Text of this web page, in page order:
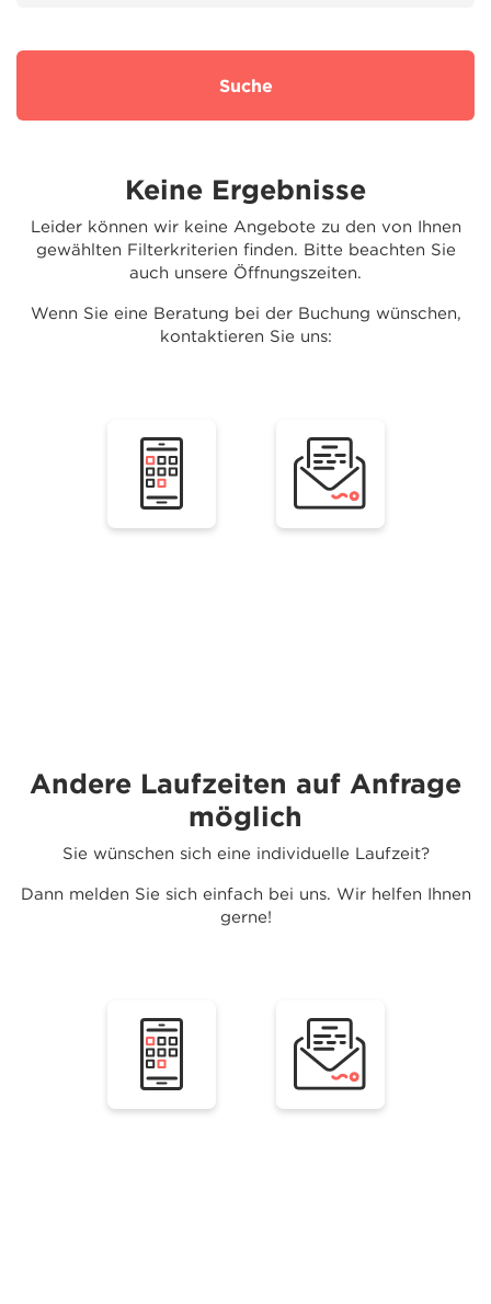
Suche
Keine Ergebnisse
Leider können wir keine Angebote zu den von Ihnen
gewählten Filterkriterien finden. Bitte beachten Sie
auch unsere Öffnungszeiten.
Wenn Sie eine Beratung bei der Buchung wünschen,
kontaktieren Sie uns:
Andere Laufzeiten auf Anfrage
möglich
Sie wünschen sich eine individuelle Laufzeit?
Dann melden Sie sich einfach bei uns. Wir helfen Ihnen
gerne!